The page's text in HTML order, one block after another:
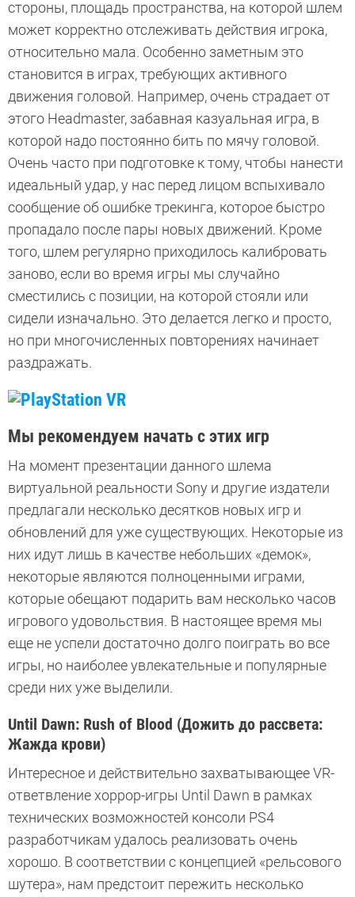
стороны, площадь пространства, на которой шлем
может корректно отслеживать действия игрока,
относительно мала. Особенно заметным это
становится в играх, требующих активного
движения головой. Например, очень страдает от
этого Headmaster, забавная казуальная игра, в
которой надо постоянно бить по мячу головой.
Очень часто при подготовке к тому, чтобы нанести
идеальный удар, у нас перед лицом вспыхивало
сообщение об ошибке трекинга, которое быстро
пропадало после пары новых движений. Кроме
того, шлем регулярно приходилось калибровать
заново, если во время игры мы случайно
сместились с позиции, на которой стояли или
сидели изначально. Это делается легко и просто,
но при многочисленных повторениях начинает
раздражать.
Мы рекомендуем начать с этих игр
На момент презентации данного шлема
виртуальной реальности Sony и другие издатели
предлагали несколько десятков новых игр и
обновлений для уже существующих. Некоторые из
них идут лишь в качестве небольших «демок»,
некоторые являются полноценными играми,
которые обещают подарить вам несколько часов
игрового удовольствия. В настоящее время мы
еще не успели достаточно долго поиграть во все
игры, но наиболее увлекательные и популярные
среди них уже выделили.
Until Dawn: Rush of Blood (Дожить до рассвета:
Жажда крови)
Интересное и действительно захватывающее VR-
ответвление хоррор-игры Until Dawn в рамках
технических возможностей консоли PS4
разработчикам удалось реализовать очень
хорошо. В соответствии с концепцией «рельсового
шутера», нам предстоит пережить несколько